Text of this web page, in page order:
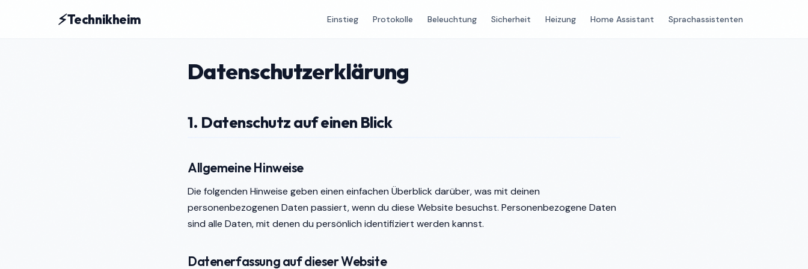
⚡Technikheim Einstieg Protokolle Beleuchtung Sicherheit Heizung Home Assistant Sprachassistenten
Datenschutzerklärung
1. Datenschutz auf einen Blick
Allgemeine Hinweise
Die folgenden Hinweise geben einen einfachen Überblick darüber, was mit deinen
personenbezogenen Daten passiert, wenn du diese Website besuchst. Personenbezogene Daten
sind alle Daten, mit denen du persönlich identifiziert werden kannst.
Datenerfassung auf dieser Website